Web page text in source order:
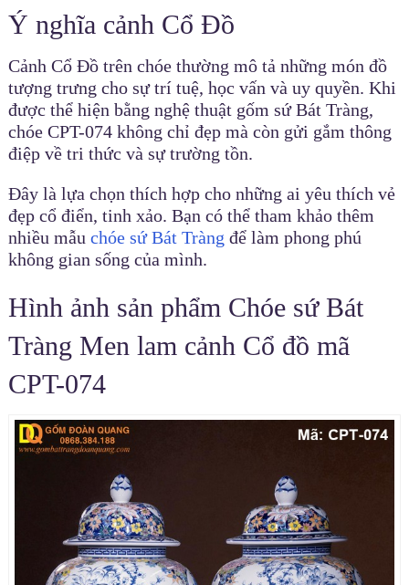
Ý nghĩa cảnh Cổ Đồ
Cảnh Cổ Đồ trên chóe thường mô tả những món đồ
tượng trưng cho sự trí tuệ, học vấn và uy quyền. Khi
được thể hiện bằng nghệ thuật gốm sứ Bát Tràng,
chóe CPT-074 không chỉ đẹp mà còn gửi gắm thông
điệp về tri thức và sự trường tồn.
Đây là lựa chọn thích hợp cho những ai yêu thích vẻ
đẹp cổ điển, tinh xảo. Bạn có thể tham khảo thêm
nhiều mẫu chóe sứ Bát Tràng để làm phong phú
không gian sống của mình.
Hình ảnh sản phẩm Chóe sứ Bát
Tràng Men lam cảnh Cổ đồ mã
CPT-074